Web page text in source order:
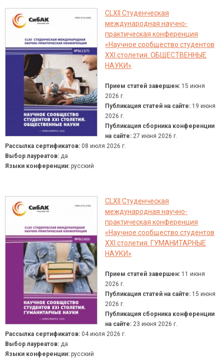
CLXII Студенческая
международная научно-
практическая конференция
«Научное сообщество студентов
XXI столетия. ОБЩЕСТВЕННЫЕ
НАУКИ»
Прием статей завершен: 15 июня
2026 г.
Публикация статей на сайте: 19 июня
2026 г.
Публикация сборника конференции
на сайте: 27 июня 2026 г.
Рассылка сертификатов: 08 июля 2026 г.
Выбор лауреатов: да
Языки конференции: русский
CLXII Студенческая
международная научно-
практическая конференция
«Научное сообщество студентов
XXI столетия. ГУМАНИТАРНЫЕ
НАУКИ»
Прием статей завершен: 11 июня
2026 г.
Публикация статей на сайте: 15 июня
2026 г.
Публикация сборника конференции
на сайте: 23 июня 2026 г.
Рассылка сертификатов: 04 июля 2026 г.
Выбор лауреатов: да
Языки конференции: русский